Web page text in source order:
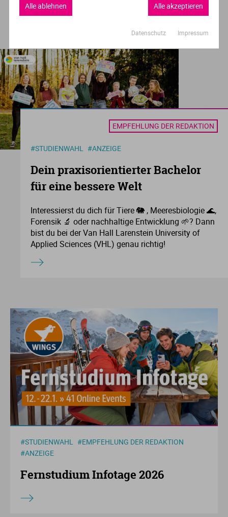
Aus dem Magazin Weitere Artikel
EMPFEHLUNG DER REDAKTION
#STUDIENWAHL #ANZEIGE
Dein praxisorientierter Bachelor
für eine bessere Welt
Interessierst du dich für Tiere 🐘 , Meeresbiologie 🌊,
Forensik 🔬 oder nachhaltige Entwicklung 🌱? Dann
bist du bei der Van Hall Larenstein University of
Applied Sciences (VHL) genau richtig!
#STUDIENWAHL #EMPFEHLUNG DER REDAKTION
#ANZEIGE
Fernstudium Infotage 2026
Alle akzeptieren
Alle ablehnen
Datenschutz Impressum